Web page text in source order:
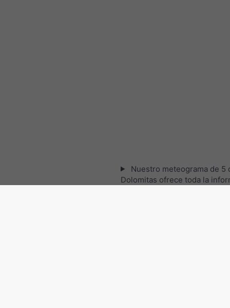
Nuestro meteograma de 5
Dolomitas ofrece toda la